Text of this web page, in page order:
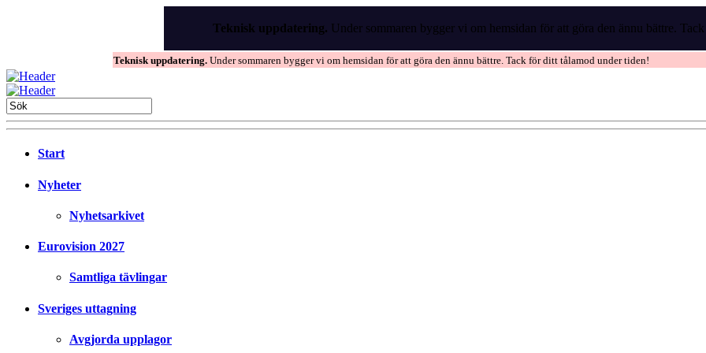
Teknisk uppdatering. Under sommaren bygger vi om hemsidan för att göra den ännu bättre.
Teknisk uppdatering. Under sommaren bygger vi om hemsidan för att göra den ännu bättre. Tack för ditt tålamod under tiden!
Start
Nyheter
Nyhetsarkivet
Eurovision 2027
Samtliga tävlingar
Sveriges uttagning
Avgjorda upplagor